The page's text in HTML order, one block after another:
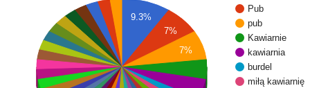
Pub
pub
Kawiarnie
kawiarnia
burdel
miłą kawiarnię
9.3%
7%
7%